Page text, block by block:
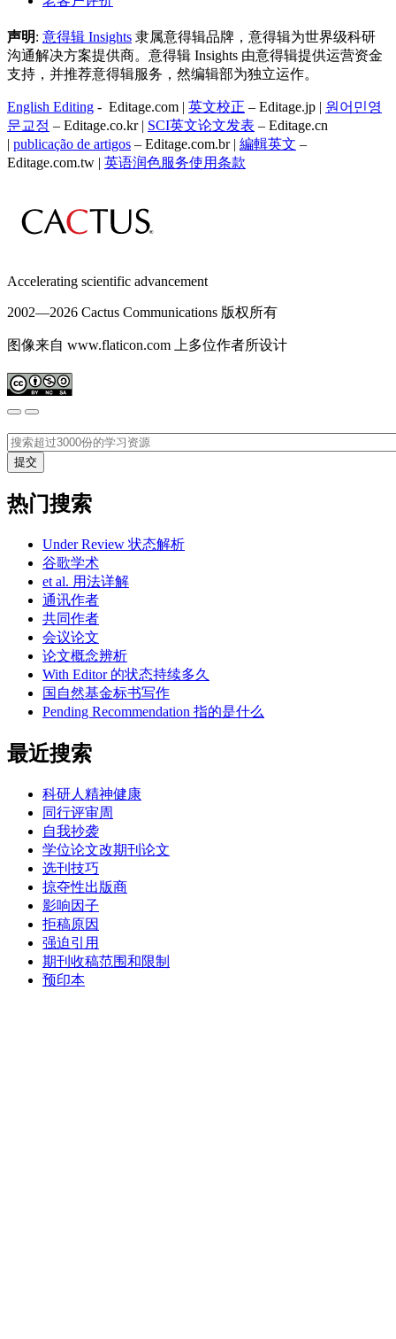
声明: 意得辑 Insights 隶属意得辑品牌，意得辑为世界级科研
沟通解决方案提供商。意得辑 Insights 由意得辑提供运营资金
支持，并推荐意得辑服务，然编辑部为独立运作。
English Editing - Editage.com | 英文校正 – Editage.jp | 원어민영
문교정 – Editage.co.kr | SCI英文论文发表 – Editage.cn
| publicação de artigos – Editage.com.br | 編輯英文 –
Editage.com.tw | 英语润色服务使用条款
Accelerating scientific advancement
2002—2026 Cactus Communications 版权所有
图像来自 www.flaticon.com 上多位作者所设计
热门搜索
Under Review 状态解析
谷歌学术
et al. 用法详解
通讯作者
共同作者
会议论文
论文概念辨析
With Editor 的状态持续多久
国自然基金标书写作
Pending Recommendation 指的是什么
最近搜索
科研人精神健康
同行评审周
自我抄袭
学位论文改期刊论文
选刊技巧
掠夺性出版商
影响因子
拒稿原因
强迫引用
期刊收稿范围和限制
预印本